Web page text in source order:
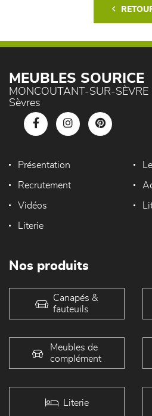
MEUBLES SOURICE
MONCOUTANT-SUR-
Sèvres
Présentation
Recrutement
Vidéos
Literie
Nos produits
Canapés &
fauteuils
Meubles de
complément
Literie